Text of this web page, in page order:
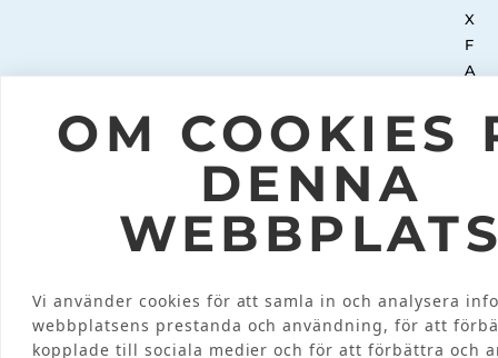
OM COOKIES
DENNA
WEBBPLATS
Vi använder cookies för att samla in och analysera
webbplatsens prestanda och användning, för att
kopplade till sociala medier och för att förbättra och
INTEGRITETSPOLICY © 2026